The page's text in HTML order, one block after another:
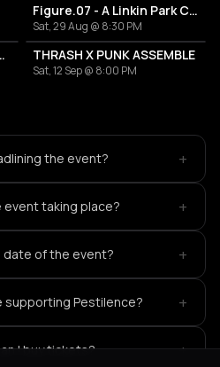
Figure.07 - A Linkin Park Cover Band
Sat, 29 Aug @ 8:30 PM
Disco Party THRASH X PUNK ASSEMBLE
Sat, 12 Sep @ 8:00 PM
the event? +
event taking place? +
date of the event? +
supporting Pestilence? +
I buy tickets? +